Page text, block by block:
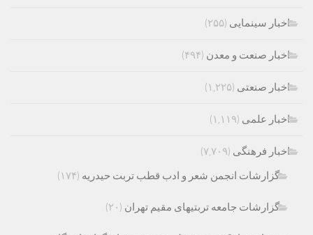
اخبار سینمایی (۲۵۵)
اخبار صنعت و معدن (۴۹۴)
اخبار صنعتی (۱,۲۲۵)
اخبار علمی (۱,۱۱۹)
اخبار فرهنگی (۷,۷۰۹)
گزارشات انجمن شعر و ادب قطب تربت حیدریه (۱۷۴)
گزارشات جامعه تربتیهای مقیم تهران (۲۰)